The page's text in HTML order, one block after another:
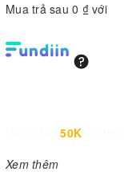
Mua trả sau 0 ₫ với
50K
Xem thêm